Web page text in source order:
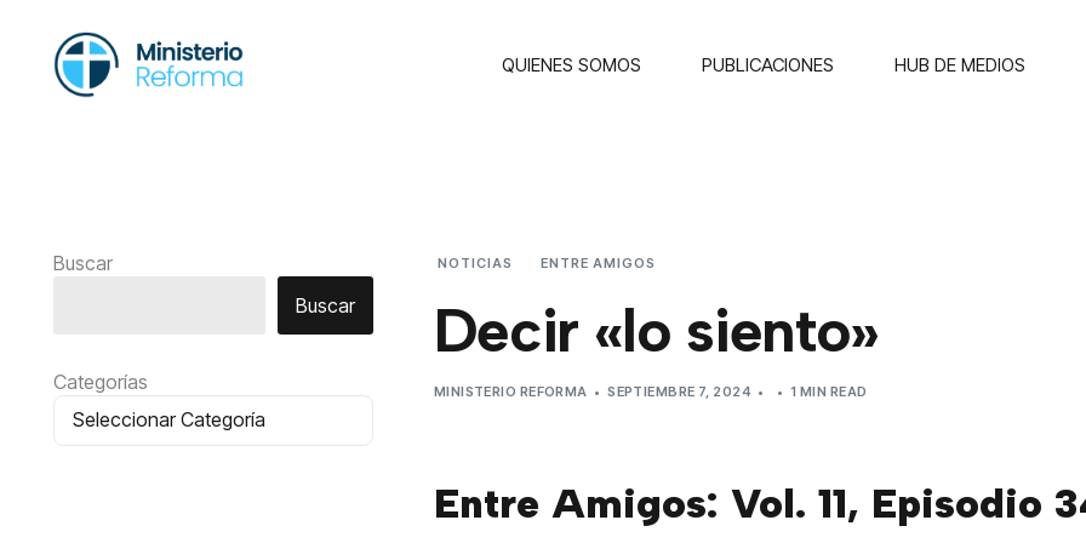
QUIENES SOMOS PUBLICACIONES HUB DE MEDIOS
NOTICIAS ENTRE AMIGOS
Decir «lo siento»
MINISTERIO REFORMA SEPTIEMBRE 7, 2024 1 MIN READ
Entre Amigos: Vol. 11, Episodio
Buscar
Buscar
Categorías